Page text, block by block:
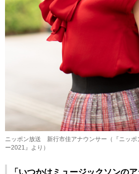
ニッポン放送 新行市佳アナウンサー（『ニッポ
ー2021』より）
「いつかはミュージックソンの